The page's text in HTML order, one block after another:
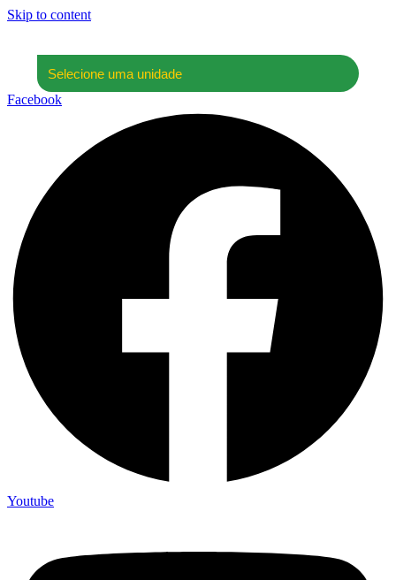
Skip to content
Facebook
Youtube